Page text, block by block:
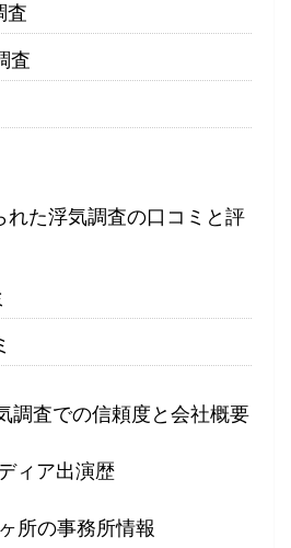
査
査
れた浮気調査の口コミと評
調査での信頼度と会社概要
ィア出演歴
所の事務所情報